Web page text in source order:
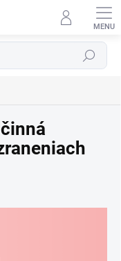
Hľadať